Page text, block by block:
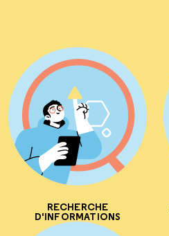
RECHERCHE
D'INFORMATIONS